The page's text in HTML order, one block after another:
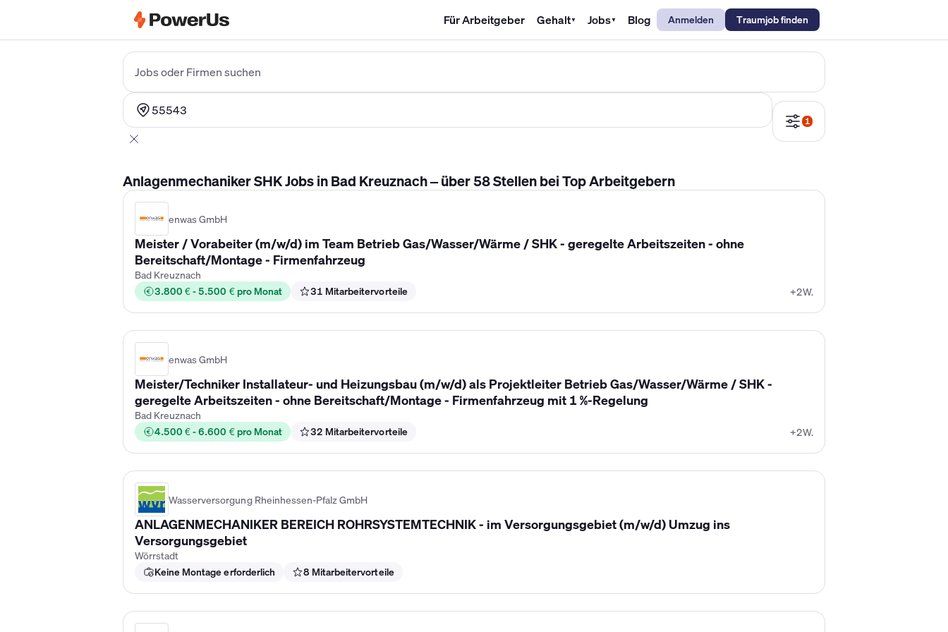
Für Arbeitgeber Gehalt▼ Jobs▼ Blog Anmelden Traumjob finden
Jobs oder Firmen suchen
55543
1
Anlagenmechaniker SHK Jobs in Bad Kreuznach – über 58 Stellen bei Top Arbeitgebern
enwas GmbH
Meister / Vorabeiter (m/w/d) im Team Betrieb Gas/Wasser/Wärme / SHK - geregelte Arbeitszeiten - ohne
Bereitschaft/Montage - Firmenfahrzeug
Bad Kreuznach
3.800 € - 5.500 € pro Monat
31 Mitarbeitervorteile +2W.
enwas GmbH
Meister/Techniker Installateur- und Heizungsbau (m/w/d) als Projektleiter Betrieb Gas/Wasser/Wärme / SHK -
geregelte Arbeitszeiten - ohne Bereitschaft/Montage - Firmenfahrzeug mit 1 %-Regelung
Bad Kreuznach
4.500 € - 6.600 € pro Monat
32 Mitarbeitervorteile +2W.
Wasserversorgung Rheinhessen-Pfalz GmbH
ANLAGENMECHANIKER BEREICH ROHRSYSTEMTECHNIK - im Versorgungsgebiet (m/w/d) Umzug ins
Versorgungsgebiet
Wörrstadt
Keine Montage erforderlich
8 Mitarbeitervorteile